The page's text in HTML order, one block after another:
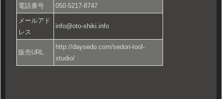
電話番号
050-5217-8747
メールアド
レス
info@oto-shiki.info
販売URL
http://daysedo.com/sedori-tool-
studio/